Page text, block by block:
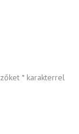
*karakterrel